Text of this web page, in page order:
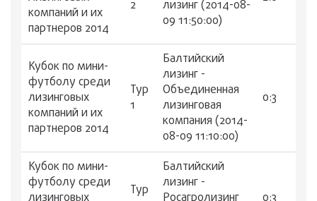
компаний и их
партнеров 2014
2
лизинг (2014-08-
09 11:50:00)
Кубок по мини-
футболу среди
лизинговых
компаний и их
партнеров 2014
Тур
1
Балтийский
лизинг -
Объединенная
лизинговая
компания (2014-
08-09 11:10:00)
0:3
Кубок по мини-
футболу среди
Тур
Балтийский
лизинг -